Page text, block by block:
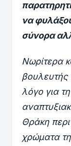
να
σύνορα
Νωρίτερα
βουλευτής
λόγο για
Θράκη
χρώματα